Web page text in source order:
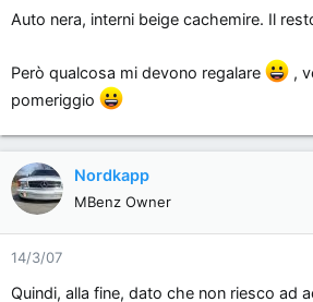
Auto nera, interni beige cachemire. Il
Però qualcosa mi devono regalare
,
pomeriggio
Nordkapp
MBenz Owner
14/3/07
Quindi, alla fine, dato che non riesco ad